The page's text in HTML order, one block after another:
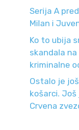
Serija A
Milan i
Ko to ubija
skandala
kriminalne
Ostalo je
košarci.
Crvena